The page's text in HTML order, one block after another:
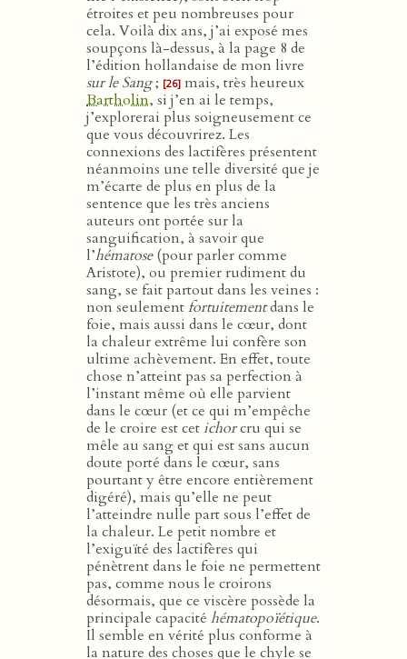
étroites et peu nombreuses pour
cela. Voilà dix ans, j’ai exposé mes
soupçons là-dessus, à la page 8 de
l’édition hollandaise de mon livre
sur le Sang; [26] mais, très heureux
Bartholin, si j’en ai le temps,
j’explorerai plus soigneusement ce
que vous découvrirez. Les
connexions des lactifères présentent
néanmoins une telle diversité que je
m’écarte de plus en plus de la
sentence que les très anciens
auteurs ont portée sur la
sanguification, à savoir que
l’hématose(pour parler comme
Aristote), ou premier rudiment du
sang, se fait partout dans les veines :
non seulementfortuitementdans le
foie, mais aussi dans le cœur, dont
la chaleur extrême lui confère son
ultime achèvement. En effet, toute
chose n’atteint pas sa perfection à
l’instant même où elle parvient
dans le cœur (et ce qui m’empêche
de le croire est cet ichorcru qui se
mêle au sang et qui est sans aucun
doute porté dans le cœur, sans
pourtant y être encore entièrement
digéré), mais qu’elle ne peut
l’atteindre nulle part sous l’effet de
la chaleur. Le petit nombre et
l’exiguïté des lactifères qui
pénètrent dans le foie ne permettent
pas, comme nous le croirons
désormais, que ce viscère possède la
principale capacité hématopoïétique.
Il semble en vérité plus conforme à
la nature des choses que le chyle se